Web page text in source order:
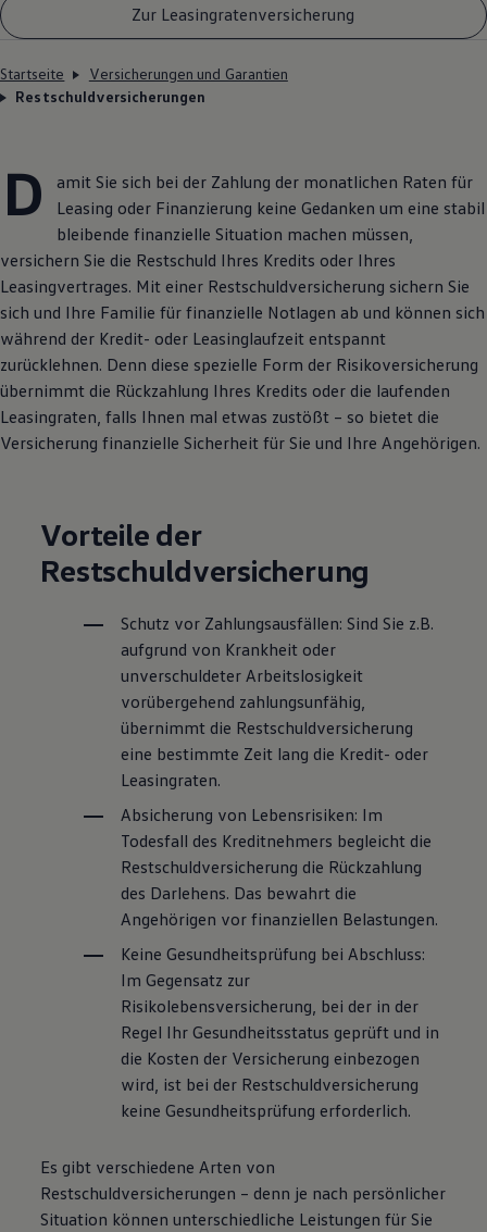
Zur Leasingratenversicherung
Startseite
Versicherungen und Garantien
Restschuldversicherungen
D
amit Sie sich bei der Zahlung der monatlichen Raten für
Leasing oder Finanzierung keine Gedanken um eine stabil
bleibende finanzielle Situation machen müssen,
versichern Sie die Restschuld Ihres Kredits oder Ihres
Leasingvertrages. Mit einer Restschuldversicherung sichern Sie
sich und Ihre Familie für finanzielle Notlagen ab und können sich
während der Kredit- oder Leasinglaufzeit entspannt
zurücklehnen. Denn diese spezielle Form der Risikoversicherung
übernimmt die Rückzahlung Ihres Kredits oder die laufenden
Leasingraten, falls Ihnen mal etwas zustößt – so bietet die
Versicherung finanzielle Sicherheit für Sie und Ihre Angehörigen.
Vorteile der
Restschuldversicherung
Schutz vor Zahlungsausfällen: Sind Sie z.B.
aufgrund von Krankheit oder
unverschuldeter Arbeitslosigkeit
vorübergehend zahlungsunfähig,
übernimmt die Restschuldversicherung
eine bestimmte Zeit lang die Kredit- oder
Leasingraten.
Absicherung von Lebensrisiken: Im
Todesfall des Kreditnehmers begleicht die
Restschuldversicherung die Rückzahlung
des Darlehens. Das bewahrt die
Angehörigen vor finanziellen Belastungen.
Keine Gesundheitsprüfung bei Abschluss:
Im Gegensatz zur
Risikolebensversicherung, bei der in der
Regel Ihr Gesundheitsstatus geprüft und in
die Kosten der Versicherung einbezogen
wird, ist bei der Restschuldversicherung
keine Gesundheitsprüfung erforderlich.
Es gibt verschiedene Arten von
Restschuldversicherungen – denn je nach persönlicher
Situation können unterschiedliche Leistungen für Sie